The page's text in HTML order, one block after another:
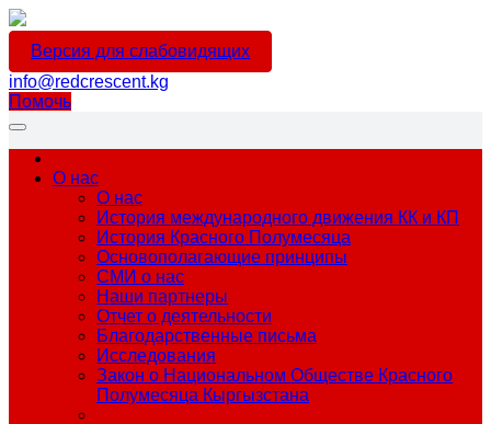
Версия для слабовидящих
info@redcrescent.kg
Помочь
О нас
О нас
История международного движения КК и КП
История Красного Полумесяца
Основополагающие принципы
СМИ о нас
Наши партнеры
Отчет о деятельности
Благодарственные письма
Исследования
Закон о Национальном Обществе Красного
Полумесяца Кыргызстана